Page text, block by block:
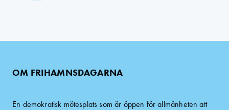
OM FRIHAMNSDAGARNA
En demokratisk mötesplats som är öppen för allmänheten att